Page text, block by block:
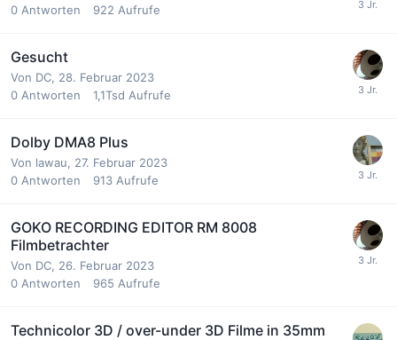
0 Antworten 922 Aufrufe
Gesucht
Von DC, 28. Februar 2023
0 Antworten 1,1Tsd Aufrufe
Dolby DMA8 Plus
Von lawau, 27. Februar 2023
0 Antworten 913 Aufrufe
GOKO RECORDING EDITOR RM 8008
Filmbetrachter
Von DC, 26. Februar 2023
0 Antworten 965 Aufrufe
Technicolor 3D / over-under 3D Filme in 35mm